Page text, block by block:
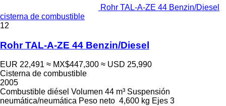
Rohr TAL-A-ZE 44 Benzin/Diesel
cisterna de combustible
12
Rohr TAL-A-ZE 44 Benzin/Diesel
EUR 22,491 ≈ MX$447,300 ≈ USD 25,990
Cisterna de combustible
2005
Combustible diésel Volumen 44 m³ Suspensión
neumática/neumática Peso neto 4,600 kg Ejes 3